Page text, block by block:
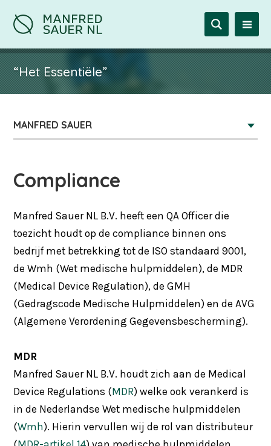
“Het Essentiële”
MANFRED SAUER
Compliance
Manfred Sauer NL B.V. heeft een QA Officer die
toezicht houdt op de compliance binnen ons
bedrijf met betrekking tot de ISO standaard 9001,
de Wmh (Wet medische hulpmiddelen), de MDR
(Medical Device Regulation), de GMH
(Gedragscode Medische Hulpmiddelen) en de AVG
(Algemene Verordening Gegevensbescherming).
MDR
Manfred Sauer NL B.V. houdt zich aan de Medical
Device Regulations (MDR) welke ook verankerd is
in de Nederlandse Wet medische hulpmiddelen
(Wmh). Hierin vervullen wij de rol van distributeur